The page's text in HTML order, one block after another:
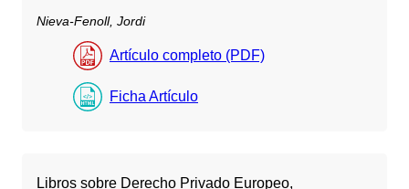
Nieva-Fenoll, Jordi
Artículo completo (PDF)
Ficha Artículo
Libros sobre Derecho Privado Europeo,